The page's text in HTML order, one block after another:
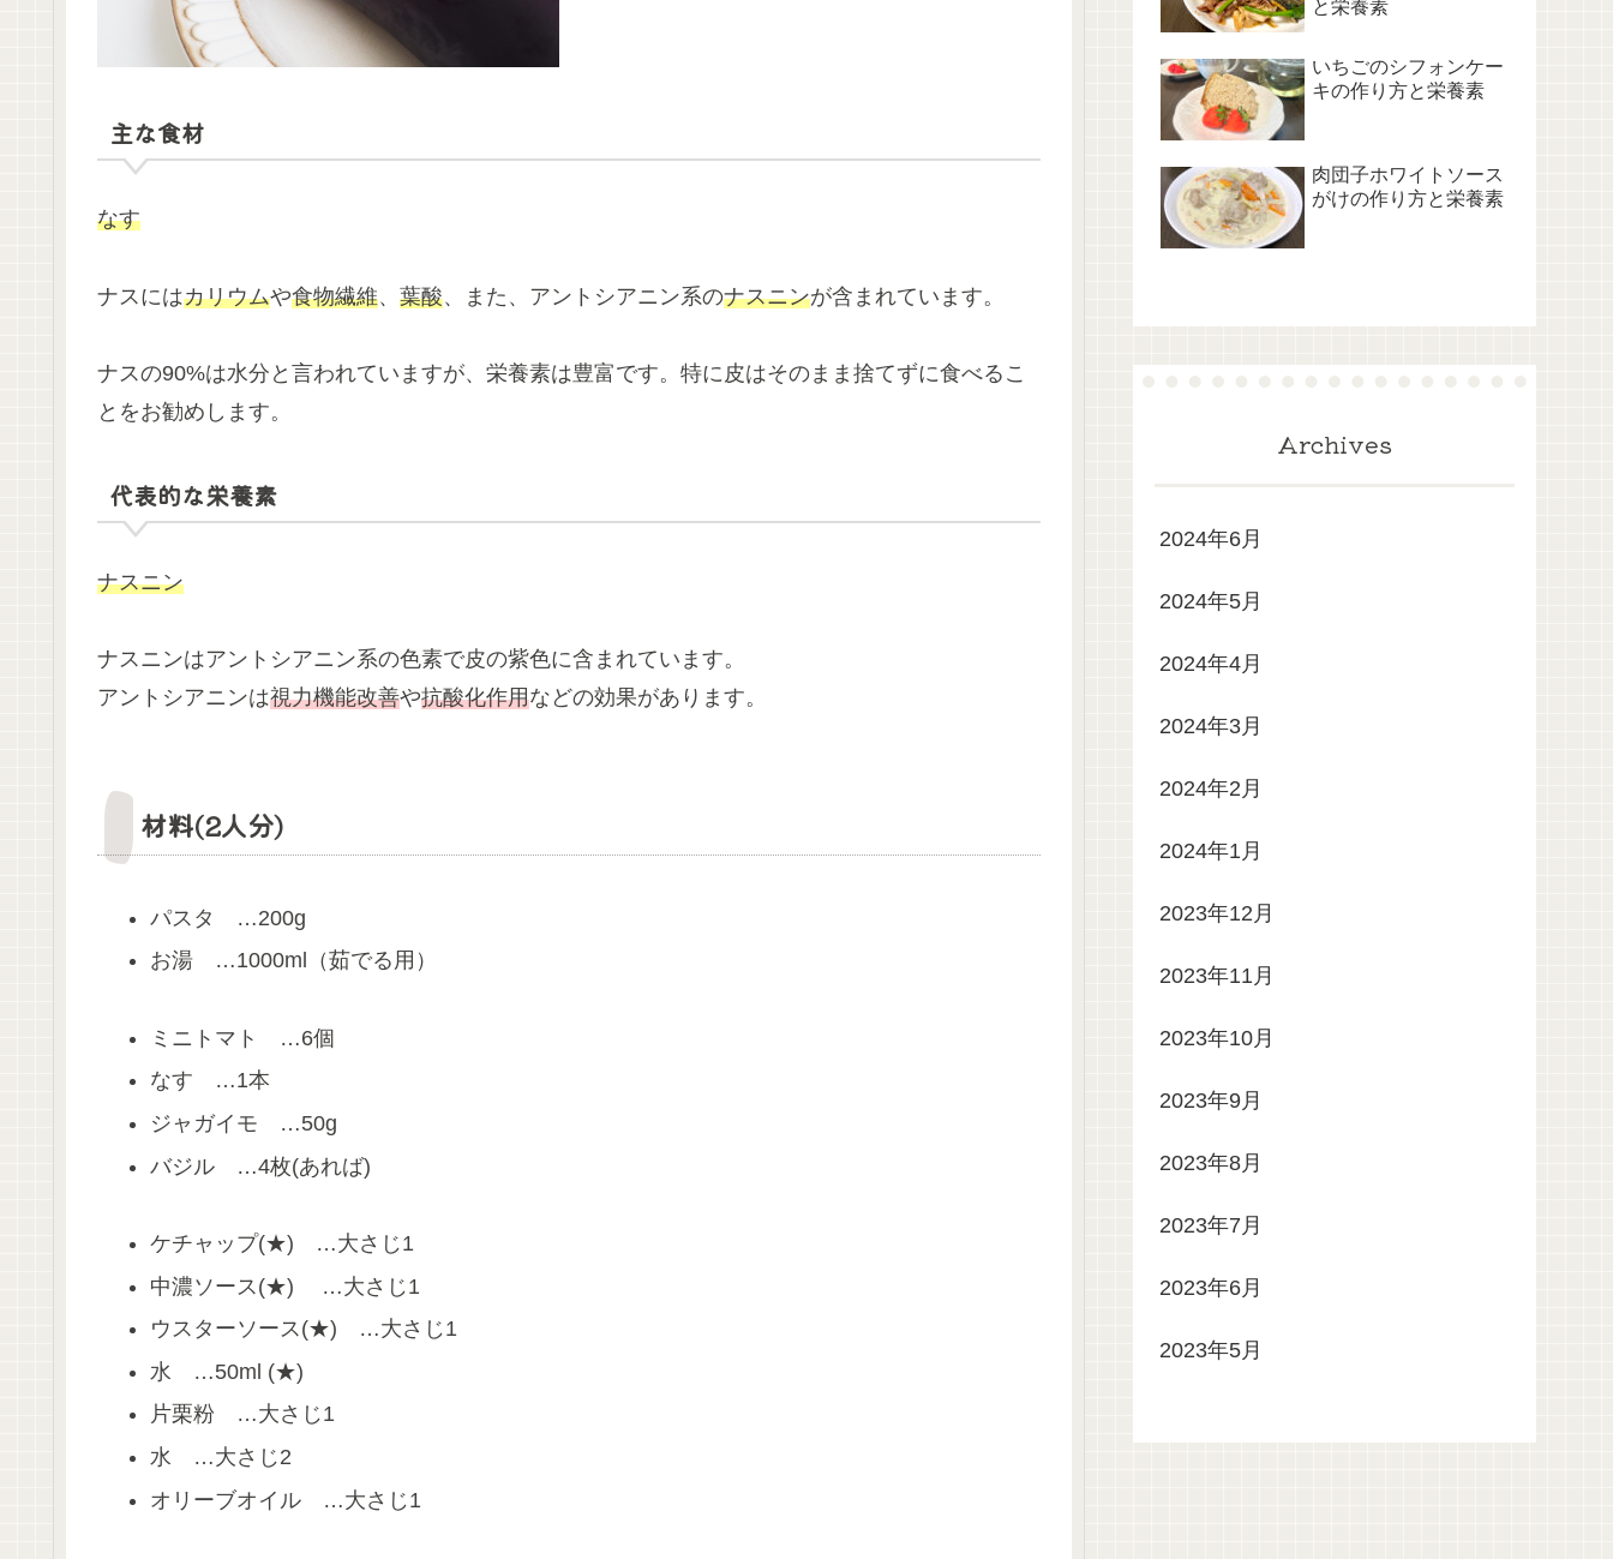
主な食材
なす
ナスにはカリウムや食物繊維、 葉酸、また、アントシアニン系のナスニンが含まれています。
ナスの90%は水分と言われていますが、栄養素は豊富です。特に皮はそのまま捨てずに食べるこ
とをお勧めします。
代表的な栄養素
ナスニン
ナスニンはアントシアニン系の色素で皮の紫色に含まれています。
アントシアニンは視力機能改善や抗酸化作用などの効果があります。
材料(2人分)
パスタ …200g
お湯 …1000ml（茹でる用）
ミニトマト …6個
なす …1本
ジャガイモ …50g
バジル …4枚(あれば)
ケチャップ(★) …大さじ1
中濃ソース(★) …大さじ1
ウスターソース(★) …大さじ1
水 …50ml (★)
片栗粉 …大さじ1
水 …大さじ2
オリーブオイル …大さじ1
と栄養素
いちごのシフォンケー
キの作り方と栄養素
肉団子ホワイトソース
がけの作り方と栄養素
Archives
2024年6月
2024年5月
2024年4月
2024年3月
2024年2月
2024年1月
2023年12月
2023年11月
2023年10月
2023年9月
2023年8月
2023年7月
2023年6月
2023年5月